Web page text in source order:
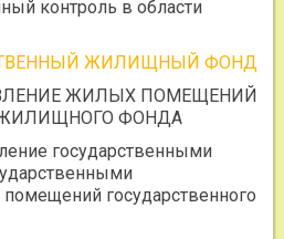
контроль в области
ЖИЛИЩНЫЙ ФОНД
ЖИЛЫХ ПОМЕЩЕНИЙ
ЖИЛИЩНОГО ФОНДА
государственными
государственного